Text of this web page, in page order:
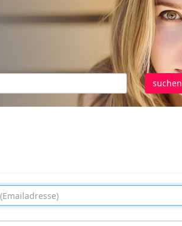
suchen